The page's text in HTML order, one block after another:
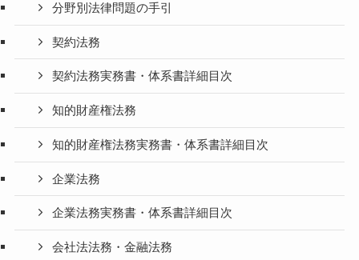
分野別法律問題の手引
契約法務
契約法務実務書・体系書詳細目次
知的財産権法務
知的財産権法務実務書・体系書詳細目次
企業法務
企業法務実務書・体系書詳細目次
会社法法務・金融法務